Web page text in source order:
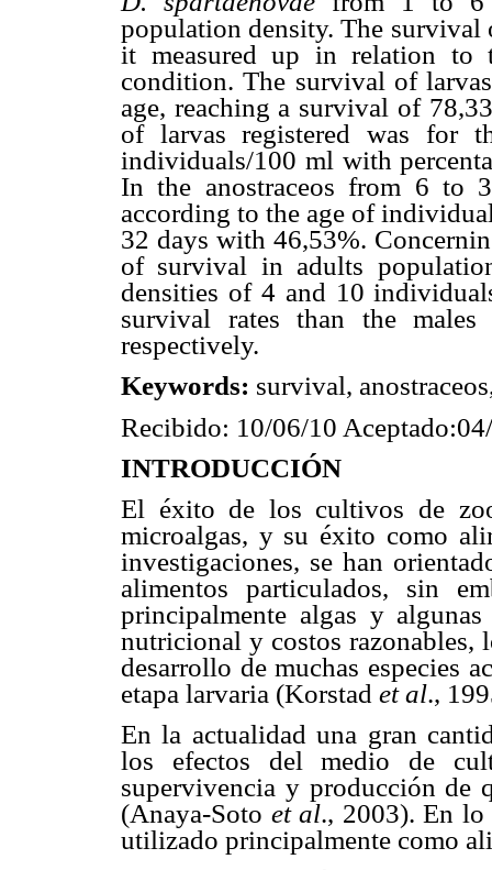
population density. The
it measured up in relation to
condition. The survival of
age, reaching a survival of
of larvas registered was for
individuals/100 ml with
In the anostraceos from 6 to
according to the age of
32 days with 46,53%.
of survival in adults
densities of 4 and 10
survival rates than the
respectively.
Keywords: survival,
Recibido: 10/06/10
INTRODUCCIÓN
El éxito de los cultivos de
microalgas, y su éxito como
investigaciones, se han
alimentos particulados, sin
principalmente algas y
nutricional y costos razonables,
desarrollo de muchas especies
etapa larvaria (Korstad et al.,
En la actualidad una gran
los efectos del medio de
supervivencia y producción de
(Anaya-Soto et al., 2003). En lo
utilizado principalmente como